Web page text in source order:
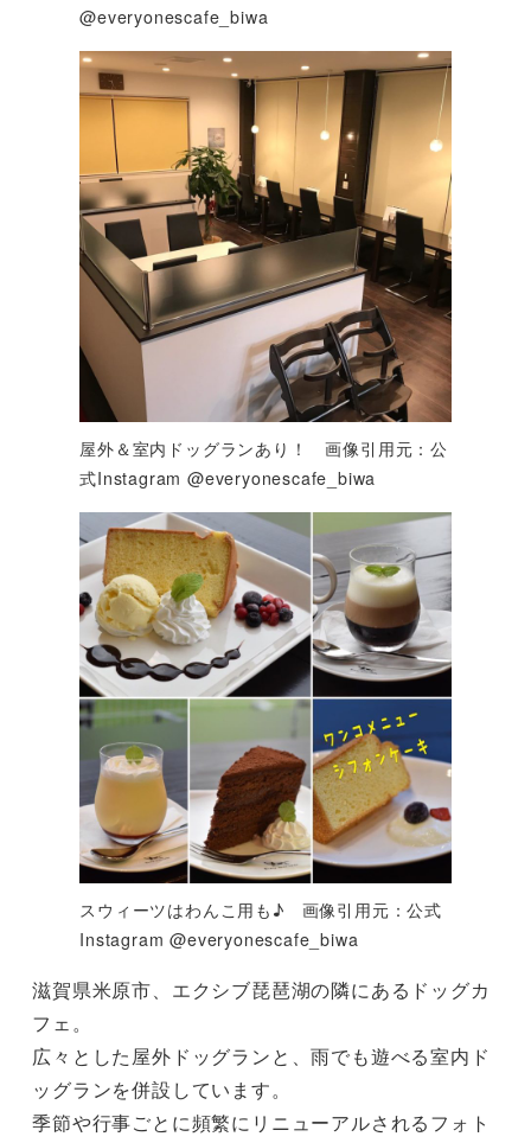
@everyonescafe_biwa
屋外＆室内ドッグランあり！ 画像引用元：公
式Instagram @everyonescafe_biwa
スウィーツはわんこ用も♪ 画像引用元：公式
Instagram @everyonescafe_biwa
滋賀県米原市、エクシブ琵琶湖の隣にあるドッグカ
フェ。
広々とした屋外ドッグランと、雨でも遊べる室内ド
ッグランを併設しています。
季節や行事ごとに頻繁にリニューアルされるフォト